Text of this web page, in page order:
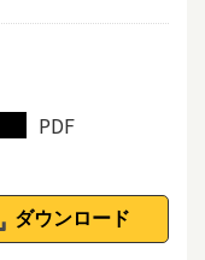
PDF
ダウンロード